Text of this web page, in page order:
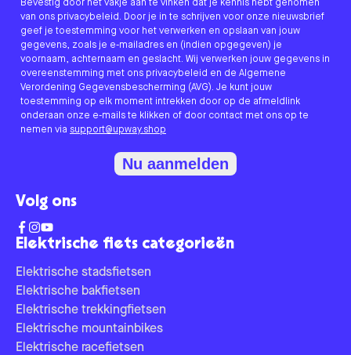
Elektrische fiets categorieën
Elektrische stadsfietsen
Elektrische bakfietsen
Elektrische trekkingfietsen
Elektrische mountainbikes
Elektrische racefietsen
Bevestig door het vakje aan te vinken dat je kennis hebt genomen
van ons privacybeleid. Door je in te schrijven voor onze nieuwsbrief
geef je toestemming voor het verwerken en opslaan van jouw
gegevens, zoals je e-mailadres en (indien opgegeven) je
voornaam, achternaam en geslacht. Wij verwerken jouw gegevens in
overeenstemming met ons privacybeleid en de Algemene
Verordening Gegevensbescherming (AVG). Je kunt jouw
toestemming op elk moment intrekken door op de afmeldlink
onderaan onze e-mails te klikken of door contact met ons op te
nemen via support@upway.shop
Nu aanmelden
Volg ons